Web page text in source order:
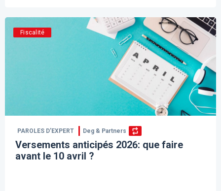
Fiscalité
PAROLES D’EXPERT Deg & Partners
Versements anticipés 2026: que faire
avant le 10 avril ?